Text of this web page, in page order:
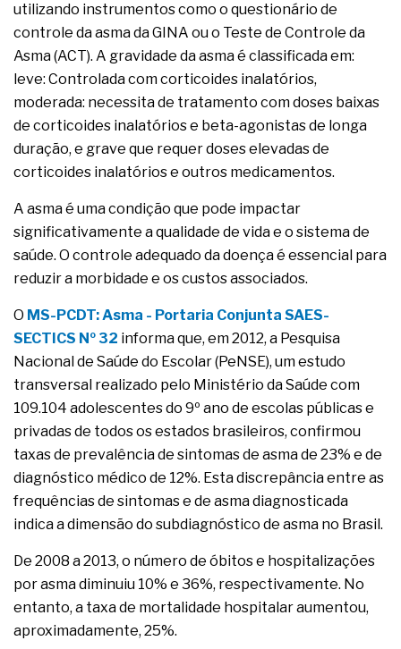
utilizando instrumentos como o questionário de
controle da asma da GINA ou o Teste de Controle da
Asma (ACT). A gravidade da asma é classificada em:
leve: Controlada com corticoides inalatórios,
moderada: necessita de tratamento com doses baixas
de corticoides inalatórios e beta-agonistas de longa
duração, e grave que requer doses elevadas de
corticoides inalatórios e outros medicamentos.
A asma é uma condição que pode impactar
significativamente a qualidade de vida e o sistema de
saúde. O controle adequado da doença é essencial para
reduzir a morbidade e os custos associados.
O MS-PCDT: Asma - Portaria Conjunta SAES-
SECTICS Nº 32 informa que, em 2012, a Pesquisa
Nacional de Saúde do Escolar (PeNSE), um estudo
transversal realizado pelo Ministério da Saúde com
109.104 adolescentes do 9º ano de escolas públicas e
privadas de todos os estados brasileiros, confirmou
taxas de prevalência de sintomas de asma de 23% e de
diagnóstico médico de 12%. Esta discrepância entre as
frequências de sintomas e de asma diagnosticada
indica a dimensão do subdiagnóstico de asma no Brasil.
De 2008 a 2013, o número de óbitos e hospitalizações
por asma diminuiu 10% e 36%, respectivamente. No
entanto, a taxa de mortalidade hospitalar aumentou,
aproximadamente, 25%.